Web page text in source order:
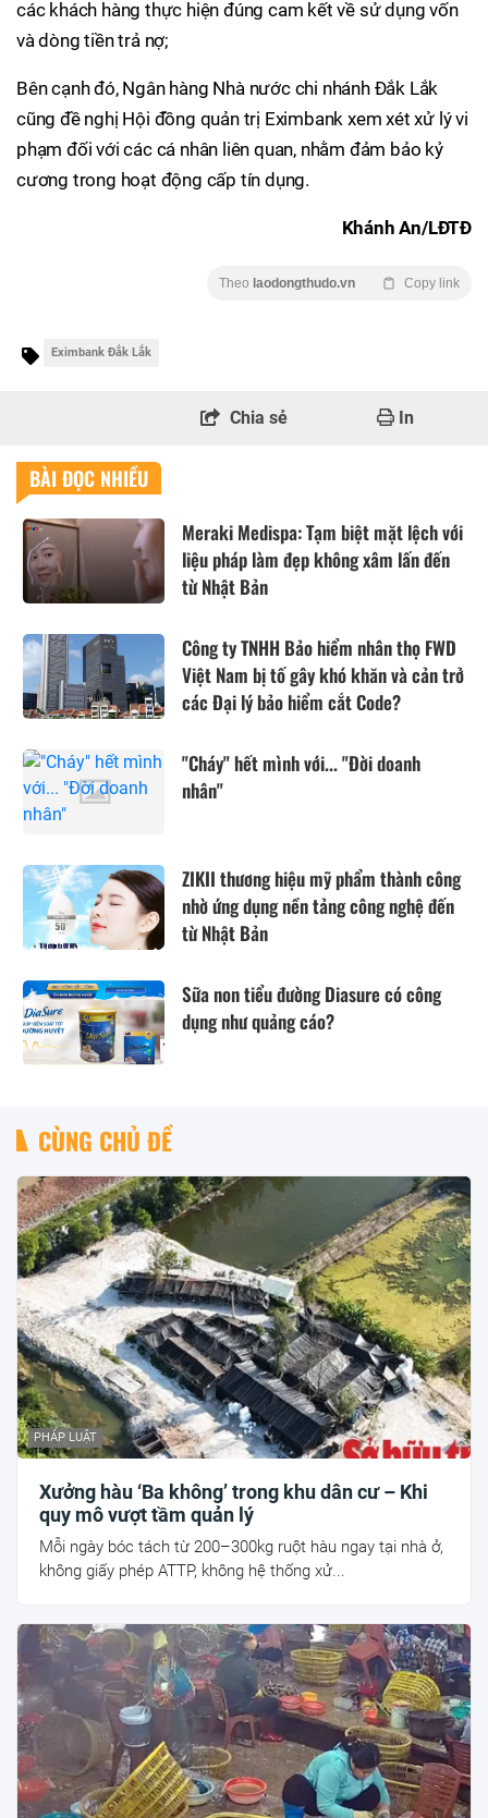
các khách hàng thực hiện đúng cam kết về sử dụng vốn
và dòng tiền trả nợ;
Bên cạnh đó, Ngân hàng Nhà nước chi nhánh Đắk Lắk
cũng đề nghị Hội đồng quản trị Eximbank xem xét xử lý vi
phạm đối với các cá nhân liên quan, nhằm đảm bảo kỷ
cương trong hoạt động cấp tín dụng.
Khánh An/LĐTĐ
Theo laodongthudo.vn Copy link
Eximbank Đắk Lắk
Chia sẻ In
BÀI ĐỌC NHIỀU
Meraki Medispa: Tạm biệt mặt lệch với
liệu pháp làm đẹp không xâm lấn đến
từ Nhật Bản
Công ty TNHH Bảo hiểm nhân thọ FWD
Việt Nam bị tố gây khó khăn và cản trở
các Đại lý bảo hiểm cắt Code?
"Cháy" hết mình với... "Đời doanh
nhân"
ZIKII thương hiệu mỹ phẩm thành công
nhờ ứng dụng nền tảng công nghệ đến
từ Nhật Bản
Sữa non tiểu đường Diasure có công
dụng như quảng cáo?
CÙNG CHỦ ĐỀ
PHÁP LUẬT
Xưởng hàu ‘Ba không’ trong khu dân cư – Khi
quy mô vượt tầm quản lý
Mỗi ngày bóc tách từ 200–300kg ruột hàu ngay tại nhà ở,
không giấy phép ATTP, không hệ thống xử...